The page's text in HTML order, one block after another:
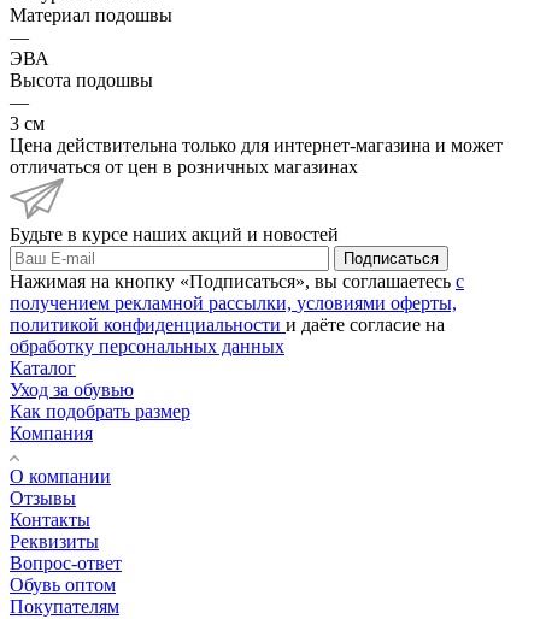
Материал подошвы
—
ЭВА
Высота подошвы
—
3 см
Цена действительна только для интернет-магазина и может
отличаться от цен в розничных магазинах
Будьте в курсе наших акций и новостей
Подписаться
Нажимая на кнопку «Подписаться», вы соглашаетесь с
получением рекламной рассылки, условиями оферты,
политикой конфиденциальности и даёте согласие на
обработку персональных данных
Каталог
Уход за обувью
Как подобрать размер
Компания
О компании
Отзывы
Контакты
Реквизиты
Вопрос-ответ
Обувь оптом
Покупателям